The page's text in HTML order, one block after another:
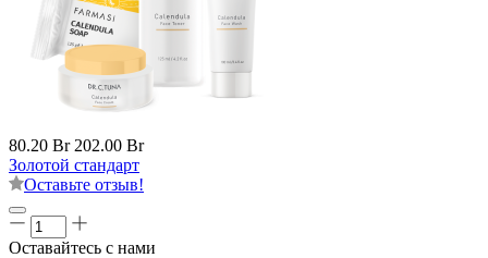
80.20 Br 202.00 Br
Золотой стандарт
Оставьте отзыв!
Оставайтесь с нами